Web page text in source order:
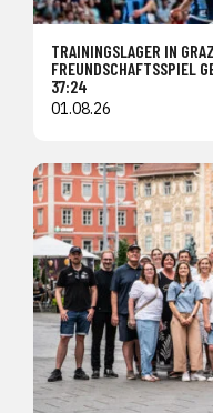
TRAININGSLAGER IN
FREUNDSCHAFTSSPIEL
37:24
01.08.26